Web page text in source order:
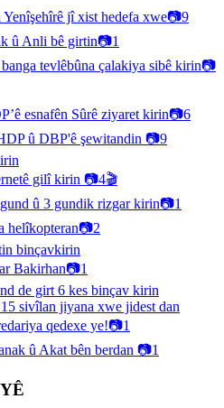
Yenîşehîrê jî xist hedefa xwe📷9
û Anli bê girtin📷1
tevlêbûna çalakiya sibê kirin📷
esnafên Sûrê ziyaret kirin📷6
û DBP'ê şewitandin 📷9
gilî kirin 📷4🎬
û 3 gundik rizgar kirin📷1
helîkopteran📷2
binçavkirin
Bakirhan📷1
de girt 6 kes binçav kirin
sivîlan jiyana xwe jidest dan
qedexe ye!📷1
û Akat bên berdan 📷1